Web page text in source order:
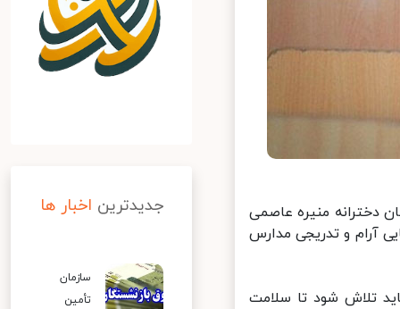
منیره عاصمی
آرام و تدریجی مدارس
تلاش شود تا سلامت
جدیدترین اخبار ها
سازمان
تأمین